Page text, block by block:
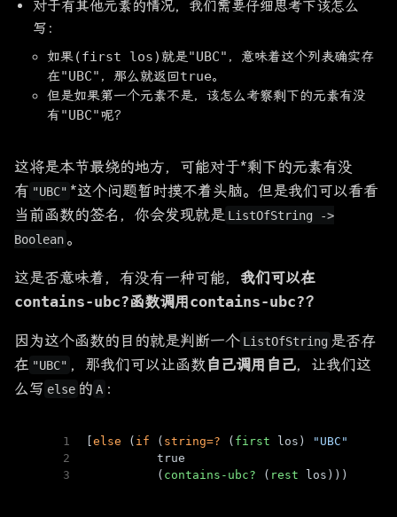
对于有其他元素的情况，我们需要仔细思考下该怎么
写：
如果(first los)就是"UBC" ，意味着这个列表确实存
在"UBC" ，那么就返回true。
但是如果第一个元素不是，该怎么考察剩下的元素有没
有"UBC"呢？
这将是本节最绕的地方，可能对于*剩下的元素有没
有 "UBC" *这个问题暂时摸不着头脑。但是我们可以看看
当前函数的签名，你会发现就是 ListOfString ->
Boolean 。
这是否意味着，有没有一种可能， 我们可以在
contains-ubc?函数调用contains-ubc?？
因为这个函数的目的就是判断一个 ListOfString 是否存
在 "UBC" ，那我们可以让函数 自己调用自己，让我们这
么写 else 的 A ：
1
2
3
[else ( if ( string=? ( first los) "UBC"
          true
          (
contains-ubc? ( rest los)))]